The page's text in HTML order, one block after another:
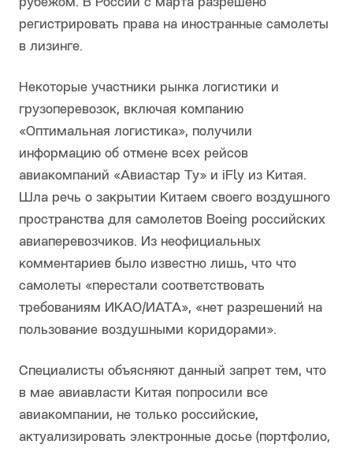
рубежом. В России с марта разрешено
регистрировать права на иностранные самолеты
в лизинге.
Некоторые участники рынка логистики и
грузоперевозок, включая компанию
«Оптимальная логистика», получили
информацию об отмене всех рейсов
авиакомпаний «Авиастар Ту» и iFly из Китая.
Шла речь о закрытии Китаем своего воздушного
пространства для самолетов Boeing российских
авиаперевозчиков. Из неофициальных
комментариев было известно лишь, что что
самолеты «перестали соответствовать
требованиям ИКАО/ИАТА», «нет разрешений на
пользование воздушными коридорами».
Специалисты объясняют данный запрет тем, что
в мае авиавласти Китая попросили все
авиакомпании, не только российские,
актуализировать электронные досье (портфолио,